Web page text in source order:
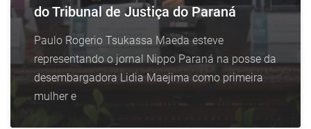
do Tribunal de Justiça do Paraná
Paulo Rogerio Tsukassa Maeda esteve
representando o jornal Nippo Paraná na posse da
desembargadora Lidia Maejima como primeira
mulher e